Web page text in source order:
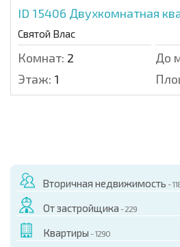
ID 15406 Двухкомнатная
Святой Влас
Комнат: 2 До
Этаж: 1
Вторичная недвижимость -
От застройщика - 229
Квартиры - 1290